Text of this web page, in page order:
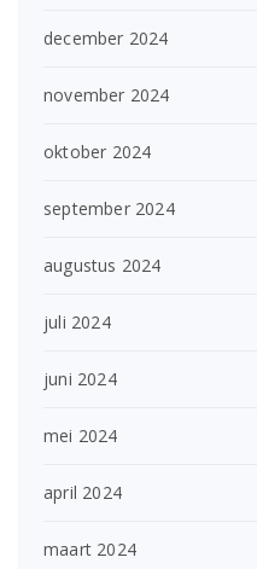
december 2024
november 2024
oktober 2024
september 2024
augustus 2024
juli 2024
juni 2024
mei 2024
april 2024
maart 2024